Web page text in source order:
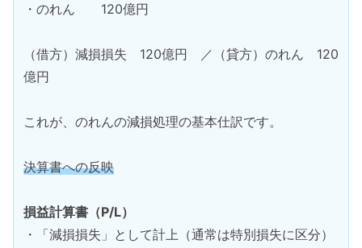
・のれん 120億円
（借方）減損損失 120億円 ／（貸方）のれん 120
億円
これが、のれんの減損処理の基本仕訳です。
決算書への反映
損益計算書（P/L）
・「減損損失」として計上（通常は特別損失に区分）